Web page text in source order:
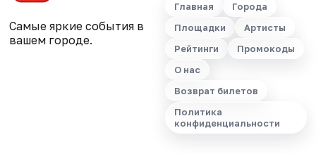
Самые яркие события в
вашем городе.
Главная
Города
Площадки
Артисты
Рейтинги
Промокоды
О нас
Возврат билетов
Политика
конфиденциальности